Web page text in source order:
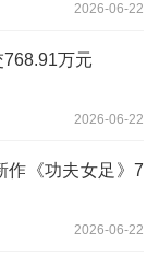
2026-06-22
万元
2026-06-22
作《功夫女足》7
2026-06-22